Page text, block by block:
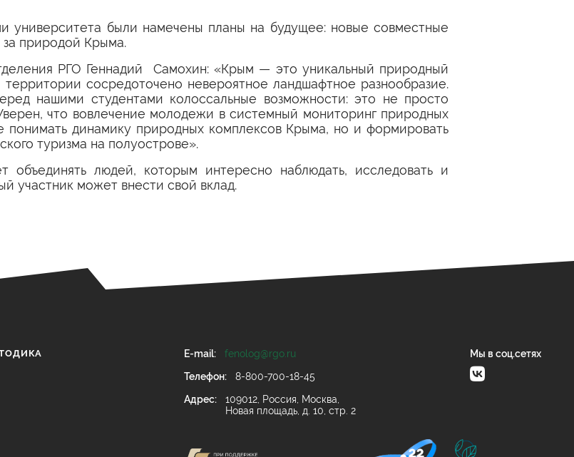
университета были намечены планы на будущее: новые совместные
природой Крыма.
РГО Геннадий Самохин: «Крым — это уникальный природный
сосредоточено невероятное ландшафтное разнообразие.
нашими студентами колоссальные возможности: это не просто
что вовлечение молодежи в системный мониторинг природных
динамику природных комплексов Крыма, но и формировать
туризма на полуострове».
людей, которым интересно наблюдать, исследовать и
участник может внести свой вклад.
Мы в соц.сетях
E-mail:
fenolog@rgo.ru
Телефон:
8-800-700-18-45
Адрес:
109012, Россия, Москва,
Новая площадь, д. 10, стр. 2